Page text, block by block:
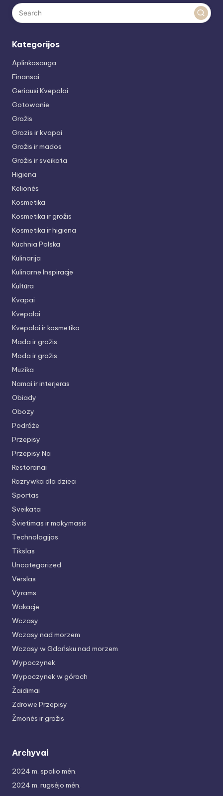
Kategorijos
Aplinkosauga
Finansai
Geriausi Kvepalai
Gotowanie
Grožis
Grozis ir kvapai
Grožis ir mados
Grožis ir sveikata
Higiena
Kelionės
Kosmetika
Kosmetika ir grožis
Kosmetika ir higiena
Kuchnia Polska
Kulinarija
Kulinarne Inspiracje
Kultūra
Kvapai
Kvepalai
Kvepalai ir kosmetika
Mada ir grožis
Moda ir grožis
Muzika
Namai ir interjeras
Obiady
Obozy
Podróże
Przepisy
Przepisy Na
Restoranai
Rozrywka dla dzieci
Sportas
Sveikata
Švietimas ir mokymasis
Technologijos
Tikslas
Uncategorized
Verslas
Vyrams
Wakacje
Wczasy
Wczasy nad morzem
Wczasy w Gdańsku nad morzem
Wypoczynek
Wypoczynek w górach
Žaidimai
Zdrowe Przepisy
Žmonės ir grožis
Archyvai
2024 m. spalio mėn.
2024 m. rugsėjo mėn.